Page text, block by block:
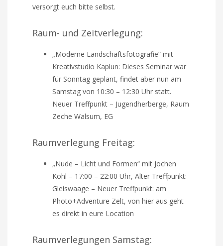
versorgt euch bitte selbst.
Raum- und Zeitverlegung:
„Moderne Landschaftsfotografie“ mit
Kreativstudio Kaplun: Dieses Seminar war
für Sonntag geplant, findet aber nun am
Samstag von 10:30 – 12:30 Uhr statt.
Neuer Treffpunkt – Jugendherberge, Raum
Zeche Walsum, EG
Raumverlegung Freitag:
„Nude – Licht und Formen“ mit Jochen
Kohl – 17:00 – 22:00 Uhr, Alter Treffpunkt:
Gleiswaage – Neuer Treffpunkt: am
Photo+Adventure Zelt, von hier aus geht
es direkt in eure Location
Raumverlegungen Samstag: